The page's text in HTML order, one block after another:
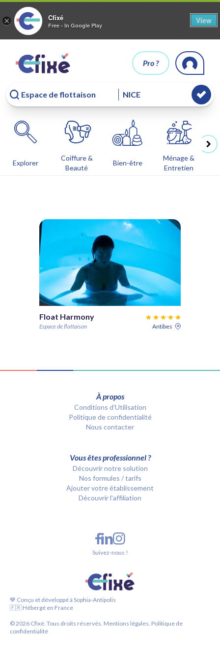
× Cfixé
Free - In Google Play
View
Pro ?
Explorer
Coiffure &
Beauté
Bien-être
Ménage &
Entretien
Float Harmony
Espace de flottaison Antibes
À propos
Conditions d’Utilisation
Politique de confidentialité
Nous contacter
Vous êtes professionnel ?
Découvrir notre solution
Nos formules / tarifs
Ajouter votre établissement
Découvrir l'affiliation
💙 Conçu et développé à Sophia-Antipolis
🇫🇷 Hébergé en France
©2026 Cfixé. Tous droits réservés. Mentions légales. Politique de
confidentialité
Suivez-nous !